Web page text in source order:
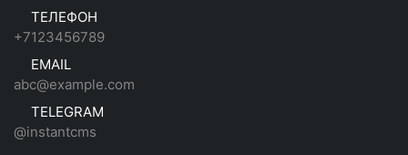
ТЕЛЕФОН
+7123456789
EMAIL
abc@example.com
TELEGRAM
@instantcms